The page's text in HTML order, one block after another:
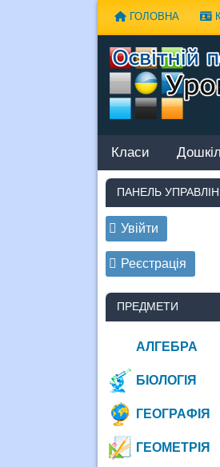
ГОЛОВНА
Класи
ПАНЕЛЬ
Увійти
Реєстрація
ПРЕДМЕТИ
АЛГЕБРА
БІОЛОГІЯ
ГЕОГРАФІЯ
ГЕОМЕТРІЯ